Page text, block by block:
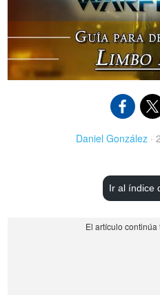
Daniel González ·
Ir al índice